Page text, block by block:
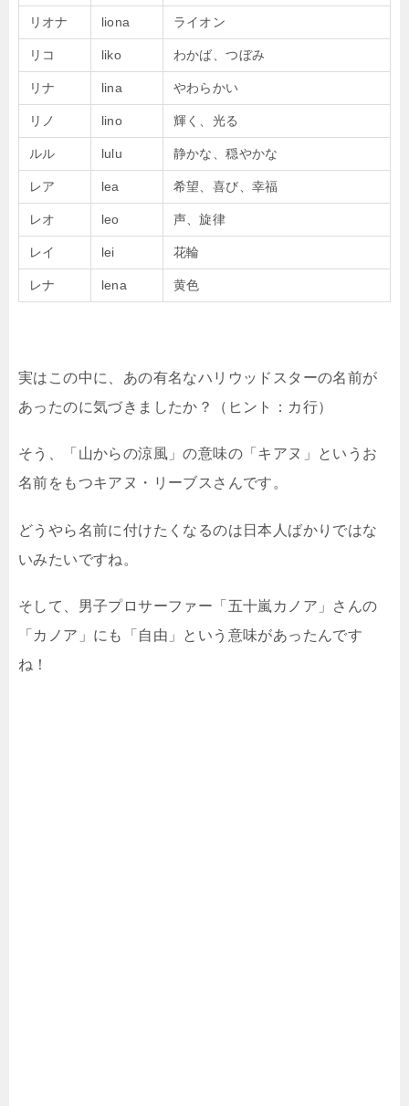
リオナ liona ライオン
リコ liko わかば、つぼみ
リナ lina やわらかい
リノ lino 輝く、光る
ルル lulu 静かな、穏やかな
レア lea 希望、喜び、幸福
レオ leo 声、旋律
レイ lei 花輪
レナ lena 黄色
実はこの中に、あの有名なハリウッドスターの名前が
あったのに気づきましたか？（ヒント：カ行）
そう、「山からの涼風」の意味の「キアヌ」というお
名前をもつキアヌ・リーブスさんです。
どうやら名前に付けたくなるのは日本人ばかりではな
いみたいですね。
そして、男子プロサーファー「五十嵐カノア」さんの
「カノア」にも「自由」という意味があったんです
ね！